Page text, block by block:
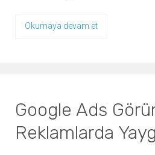
Okumaya devam et
Google Ads
Reklamlarda